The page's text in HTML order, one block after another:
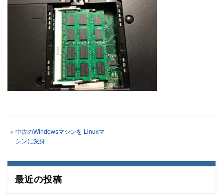
中古のWindowsマシンを Linuxマ
シンに変身
最近の投稿